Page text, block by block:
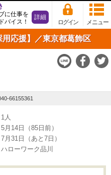
メニュー
ログイン
に仕事を
バイス！
詳細
応援】／東京都葛飾区
66155361
1人
5月14日（85日前）
7月31日（あと7日）
ハローワーク品川